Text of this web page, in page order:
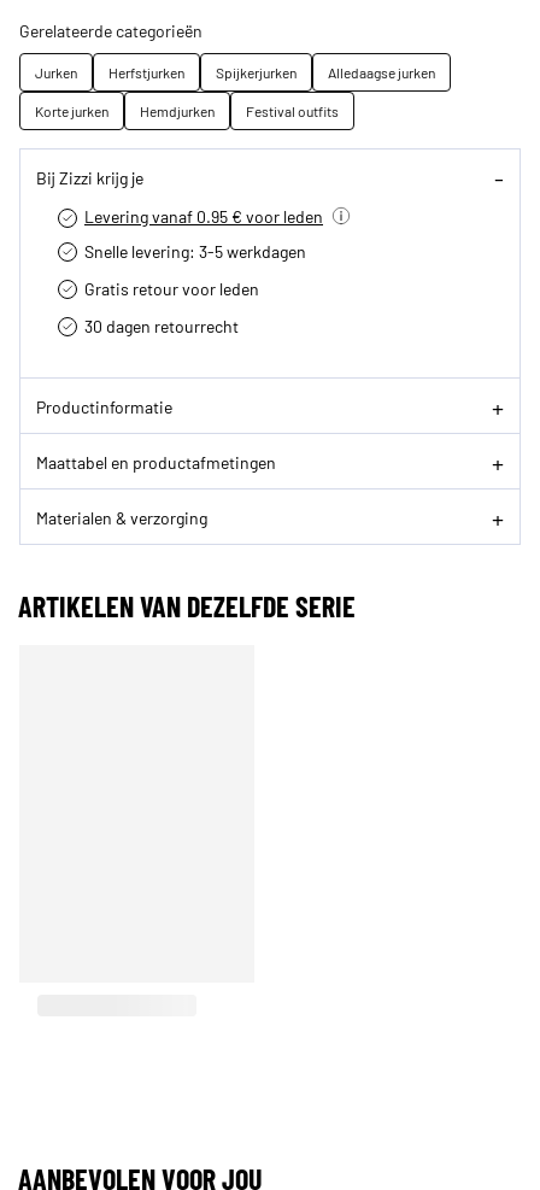
Gerelateerde categorieën
Jurken Herfstjurken Spijkerjurken
Alledaagse jurken
Korte jurken
Hemdjurken Festival outfits
Bij Zizzi krijg je
Levering vanaf 0.95 € voor leden
Snelle levering: 3-5 werkdagen
Gratis retour voor leden
30 dagen retourrecht­
Productinformatie
Maattabel en productafmetingen
Materialen & verzorging
ARTIKELEN VAN DEZELFDE SERIE
AANBEVOLEN VOOR JOU